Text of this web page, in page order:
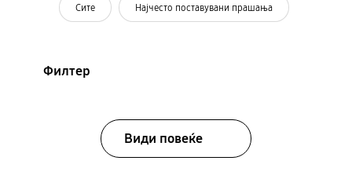
Сите Најчесто поставувани прашања
Филтер
Види повеќе